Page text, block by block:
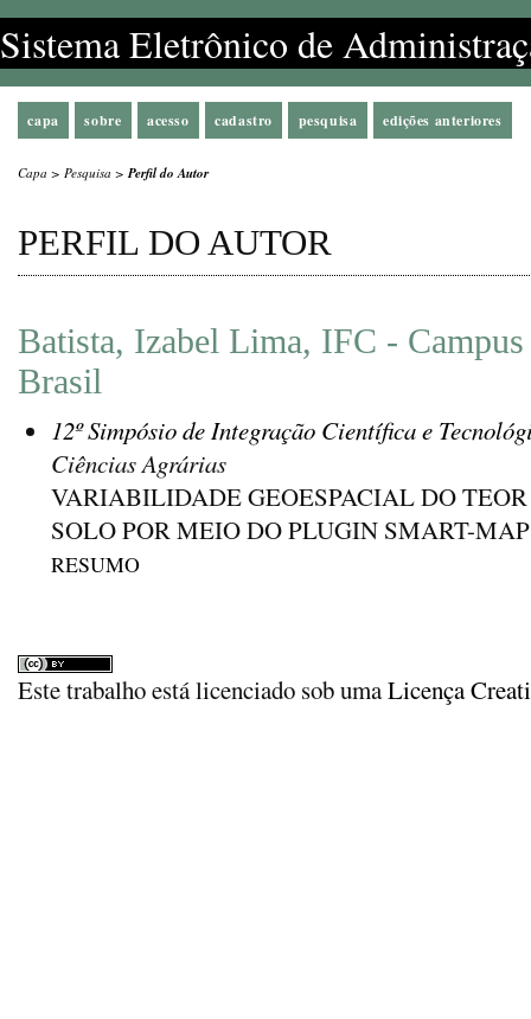
Sistema Eletrônico de
capa sobre acesso cadastro pesquisa edições anteriores
Capa > Pesquisa >Perfil do Autor
PERFIL DO AUTOR
Batista, Izabel Lima, IFC -
Brasil
12º Simpósio de Integração Científica e
Ciências Agrárias
VARIABILIDADE GEOESPACIAL DO
SOLO POR MEIO DO PLUGIN SMART-
RESUMO
Este trabalho está licenciado sob umaLicença